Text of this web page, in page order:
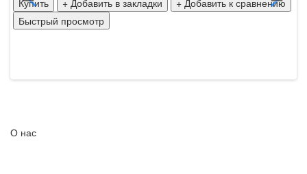
Купить
+ Добавить в закладки
+ Добавить к сравнению
Быстрый просмотр
О нас